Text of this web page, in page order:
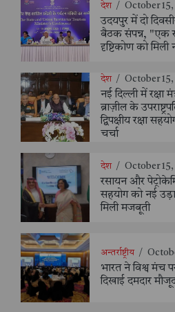
देश / October 15,
उदयपुर में दो
बैठक संपन्न, "एक
दृष्टिकोण को मिली
देश / October 15,
नई दिल्ली में रक्षा
ब्राज़ील के
द्विपक्षीय रक्षा
चर्चा
देश / October 15,
रसायन और
सहयोग को नई
मिली मजबूती
अन्तर्राष्ट्रीय /
भारत ने विश्व मंच
दिखाई दमदार